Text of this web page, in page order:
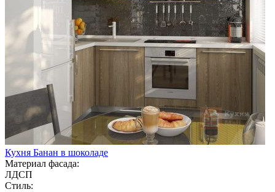
Кухня Банан в шоколаде
Материал фасада:
ЛДСП
Стиль: